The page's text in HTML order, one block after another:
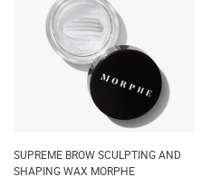
SUPREME BROW SCULPTING AND
SHAPING WAX MORPHE